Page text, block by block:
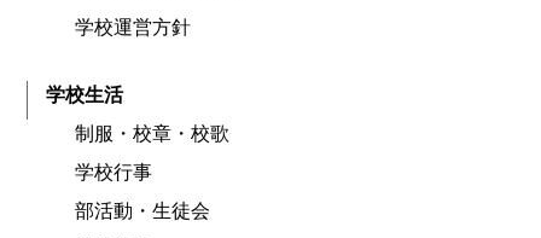
学校運営方針
学校生活
制服・校章・校歌
学校行事
部活動・生徒会